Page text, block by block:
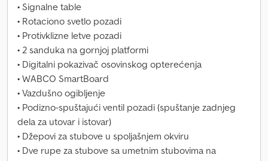
• Signalne table
• Rotaciono svetlo pozadi
• Protivklizne letve pozadi
• 2 sanduka na gornjoj platformi
• Digitalni pokazivač osovinskog opterećenja
• WABCO SmartBoard
• Vazdušno ogibljenje
• Podizno-spuštajući ventil pozadi (spuštanje zadnjeg
dela za utovar i istovar)
• Džepovi za stubove u spoljašnjem okviru
• Dve rupe za stubove sa umetnim stubovima na